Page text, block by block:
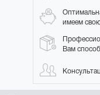
имеем
Вам